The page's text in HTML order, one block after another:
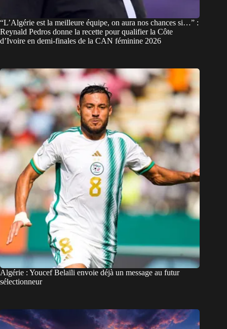
“L’Algérie est la meilleure équipe, on aura nos chances si…” :
Reynald Pedros donne la recette pour qualifier la Côte
d’Ivoire en demi-finales de la CAN féminine 2026
Algérie : Youcef Belaïli envoie déjà un message au futur
sélectionneur